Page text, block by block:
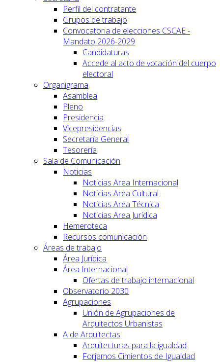
Perfil del contratante
Grupos de trabajo
Convocatoria de elecciones CSCAE -
Mandato 2026-2029
Candidaturas
Accede al acto de votación del cuerpo
electoral
Organigrama
Asamblea
Pleno
Presidencia
Vicepresidencias
Secretaría General
Tesorería
Sala de Comunicación
Noticias
Noticias Area Internacional
Noticias Area Cultural
Noticias Area Técnica
Noticias Area Jurídica
Hemeroteca
Recursos comunicación
Áreas de trabajo
Área Jurídica
Área Internacional
Ofertas de trabajo internacional
Observatorio 2030
Agrupaciones
Unión de Agrupaciones de
Arquitectos Urbanistas
A de Arquitectas
Arquitecturas para la igualdad
Forjamos Cimientos de Igualdad